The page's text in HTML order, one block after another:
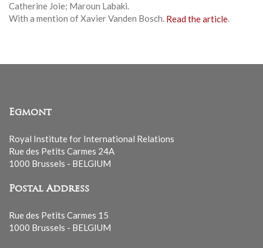
Catherine Joie; Maroun Labaki.
With a mention of Xavier Vanden Bosch. Read the article.
Egmont
Royal Institute for International Relations
Rue des Petits Carmes 24A
1000 Brussels - BELGIUM
Postal Address
Rue des Petits Carmes 15
1000 Brussels - BELGIUM